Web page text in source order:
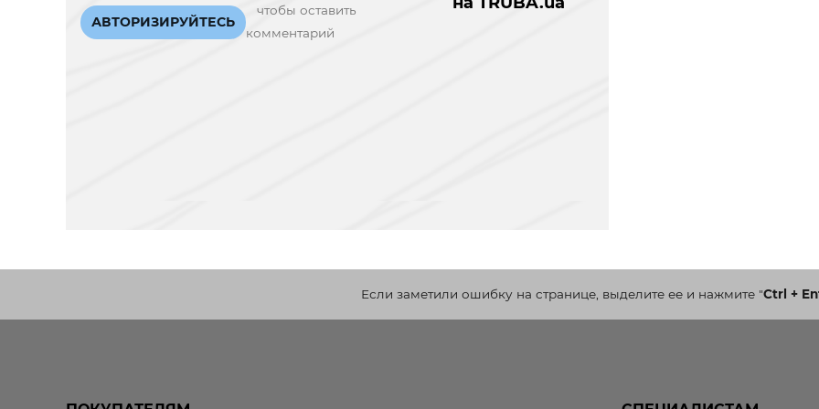
АВТОРИЗИРУЙТЕСЬ
чтобы оставить
комментарий
Если заметили ошибку на странице, выделите ее и нажмите"Ctrl +